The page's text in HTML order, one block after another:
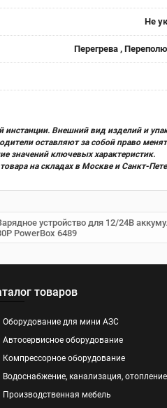
Не
Перегрева ,
инстанции. Внешний вид изделий и
оставляют за собой право
значений ключевых характеристик.
на складах в Москве и Санкт-
устройство для 12/24В
PowerBox 6489
товаров
Оборудование для мини АЗС
Автосервисное оборудование
Компрессорное оборудование
Водоснабжение, канализация, отопление
Производственная мебель